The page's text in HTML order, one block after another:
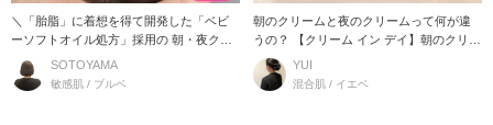
＼「胎脂」に着想を得て開発した「ベビ
ーソフトオイル処方」採用の 朝・夜クリ
ーム／ お母さ
SOTOYAMA
敏感肌 / ブルベ
朝のクリームと夜のクリームって何が違
うの？ 【クリーム イン デイ】朝のクリー
ム ●ス
YUI
混合肌 / イエベ